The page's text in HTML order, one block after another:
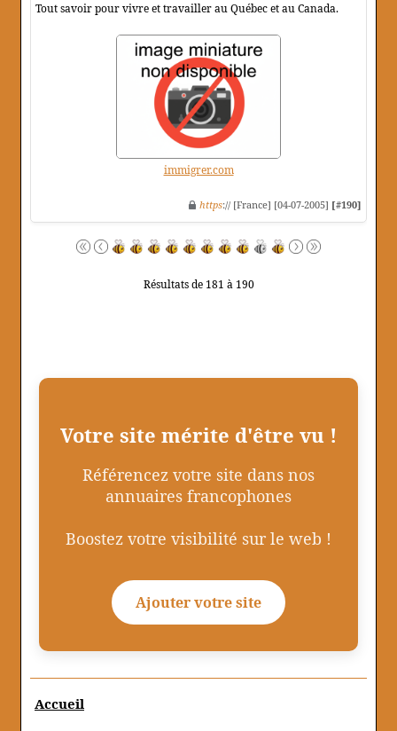
Tout savoir pour vivre et travailler au Québec et au Canada.
immigrer.com
https:// [France] [04-07-2005] [#190]
Résultats de 181 à 190
Votre site mérite d'être vu !
Référencez votre site dans nos
annuaires francophones
Boostez votre visibilité sur le web !
Ajouter votre site
Accueil